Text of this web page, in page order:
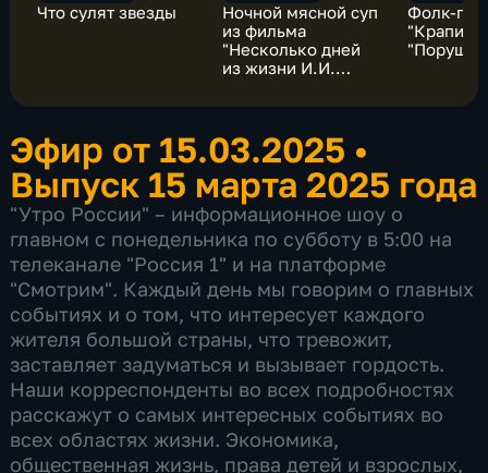
Что сулят звезды
Ночной мясной суп
из фильма
"Несколько дней
из жизни И.И.
Фолк-
Эфир от 15.03.2025 •
Выпуск 15 марта 2025 года
"Утро России" – информационное шоу о
главном с понедельника по субботу в 5:00 на
телеканале "Россия 1" и на платформе
"Смотрим". Каждый день мы говорим о главных
событиях и о том, что интересует каждого
жителя большой страны, что тревожит,
заставляет задуматься и вызывает гордость.
Наши корреспонденты во всех подробностях
расскажут о самых интересных событиях во
всех областях жизни. Экономика,
общественная жизнь, права детей и взрослых,